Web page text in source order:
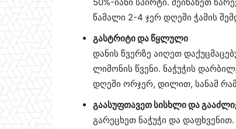
წამალი 2-4 ჯერ დღეში ჭამის
გასტრიტი და წყლული
დანის წვერზე აიღეთ
ლიმონის წვენი. ნაჭუჭის
დღეში ორჯერ, დილით, სანამ
გაასუფთავეთ სისხლი და
გარეცხეთ ნაჭუჭი და